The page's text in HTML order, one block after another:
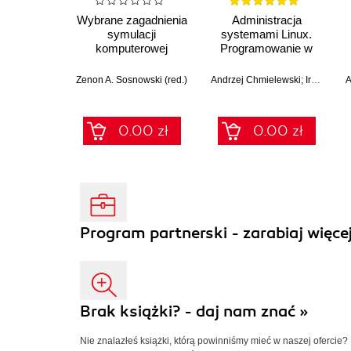
Wybrane zagadnienia
symulacji
komputerowej
Zenon A. Sosnowski (red.)
0.00 zł
Administracja
systemami Linux.
Programowanie w
0.00 zł
Program partnerski - zarabiaj
Brak książki? - daj nam znać »
Nie znalazłeś książki, którą powinniśmy mieć w naszej